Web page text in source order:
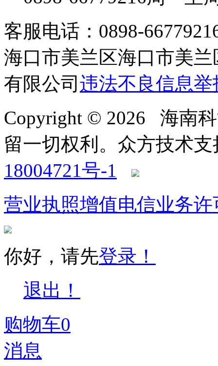
客服电话：0898-
海口市美兰区海口市美
有限公司 违法不良信息举
Copyright © 2026 海南
留一切权利。 众方技术支
18004721号-1
营业执照增值电信业务许
你好，请先登录！
退出！
购物车0
消息